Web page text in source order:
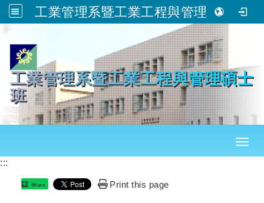
工業管理系暨工業工程與管理碩士班
跳到主要內容
工業管理系暨工業工程與管理碩士
班
:::
Share Print this page